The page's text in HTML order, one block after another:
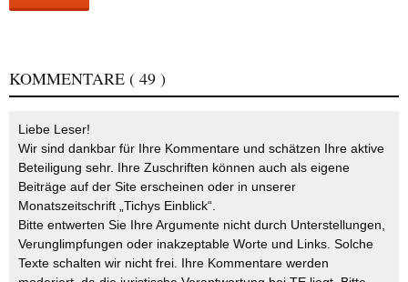
KOMMENTARE ( 49 )
Liebe Leser!
Wir sind dankbar für Ihre Kommentare und schätzen Ihre aktive
Beteiligung sehr. Ihre Zuschriften können auch als eigene
Beiträge auf der Site erscheinen oder in unserer
Monatszeitschrift „Tichys Einblick“.
Bitte entwerten Sie Ihre Argumente nicht durch Unterstellungen,
Verunglimpfungen oder inakzeptable Worte und Links. Solche
Texte schalten wir nicht frei. Ihre Kommentare werden